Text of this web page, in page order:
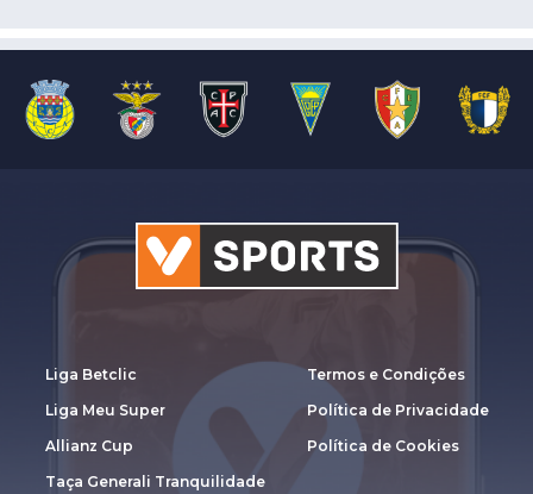
Liga Betclic
Liga Meu Super
Allianz Cup
Taça Generali Tranquilidade
Termos e Condições
Política de Privacidade
Política de Cookies